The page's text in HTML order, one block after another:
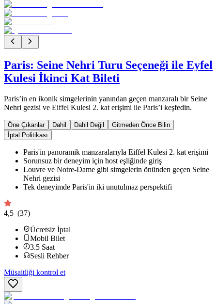
Paris: Seine Nehri Turu Seçeneği ile Eyfel
Kulesi İkinci Kat Bileti
Paris’in en ikonik simgelerinin yanından geçen manzaralı bir Seine
Nehri gezisi ve Eiffel Kulesi 2. kat erişimi ile Paris’i keşfedin.
Öne Çıkanlar Dahil Dahil Değil
Gitmeden Önce Bilin
İptal Politikası
Paris'in panoramik manzaralarıyla Eiffel Kulesi 2. kat erişimi
Sorunsuz bir deneyim için host eşliğinde giriş
Louvre ve Notre-Dame gibi simgelerin önünden geçen Seine
Nehri gezisi
Tek deneyimde Paris'in iki unutulmaz perspektifi
4,5 (37)
Ücretsiz İptal
Mobil Bilet
3.5 Saat
Sesli Rehber
Müsaitliği kontrol et